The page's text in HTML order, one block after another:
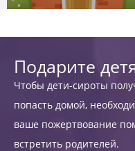
Подарите
Чтобы дети-сироты
попасть домой,
ваше пожертвование
встретить родителей.